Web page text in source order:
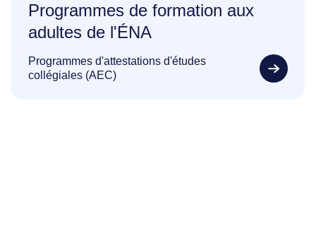
Programmes de formation aux
adultes de l'ÉNA
Programmes d'attestations d'études
collégiales (AEC)